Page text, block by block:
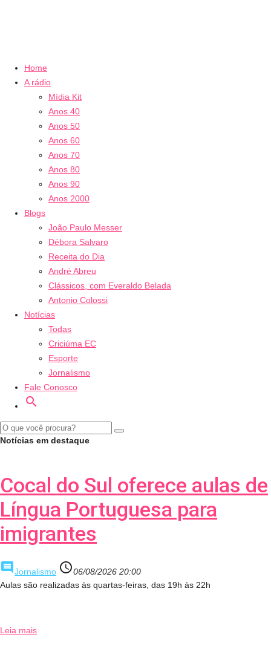
Home
A rádio
Mídia Kit
Anos 40
Anos 50
Anos 60
Anos 70
Anos 80
Anos 90
Anos 2000
Blogs
João Paulo Messer
Débora Salvaro
Receita do Dia
André Abreu
Clássicos, com Everaldo Belada
Antonio Colossi
Notícias
Todas
Criciúma EC
Esporte
Jornalismo
Fale Conosco
search
Notícias em destaque
Cocal do Sul oferece aulas de
Língua Portuguesa para
imigrantes
comment Jornalismo access_time06/08/2026 20:00
Aulas são realizadas às quartas-feiras, das 19h às 22h
Leia mais